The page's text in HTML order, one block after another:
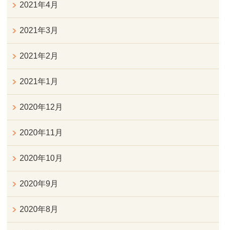
2021年4月
2021年3月
2021年2月
2021年1月
2020年12月
2020年11月
2020年10月
2020年9月
2020年8月